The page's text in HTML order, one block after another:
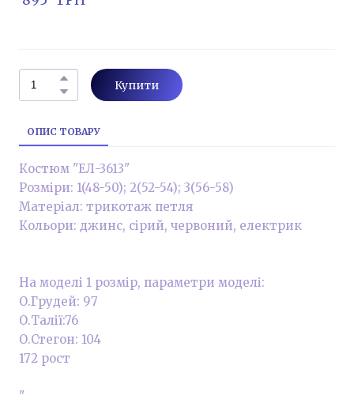
Купити
ОПИС ТОВАРУ
Костюм "ЕЛ-3613"
Розміри: 1(48-50); 2(52-54); 3(56-58)
Матеріал: трикотаж петля
Кольори: джинс, сірий, червоний, електрик
На моделі 1 розмір, параметри моделі:
О.Грудей: 97
О.Талії:76
О.Стегон: 104
172 рост
"